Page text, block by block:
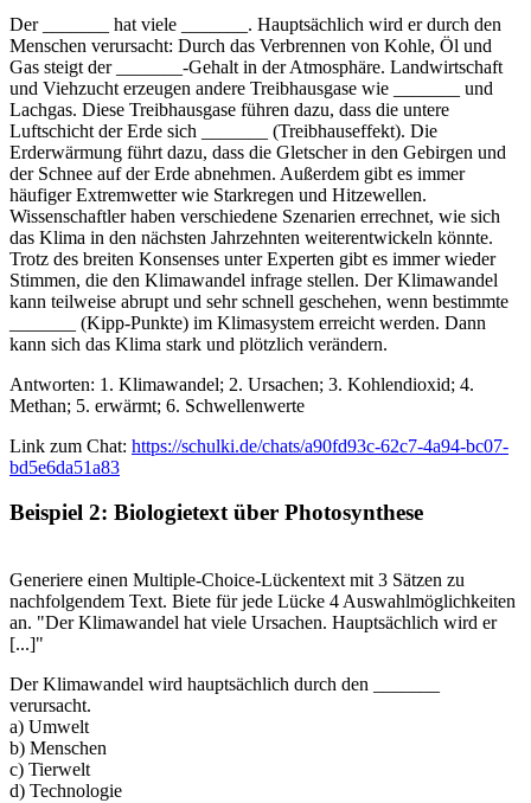
Der _______ hat viele _______. Hauptsächlich wird er durch den
Menschen verursacht: Durch das Verbrennen von Kohle, Öl und
Gas steigt der _______-Gehalt in der Atmosphäre. Landwirtschaft
und Viehzucht erzeugen andere Treibhausgase wie _______ und
Lachgas. Diese Treibhausgase führen dazu, dass die untere
Luftschicht der Erde sich _______ (Treibhauseffekt). Die
Erderwärmung führt dazu, dass die Gletscher in den Gebirgen und
der Schnee auf der Erde abnehmen. Außerdem gibt es immer
häufiger Extremwetter wie Starkregen und Hitzewellen.
Wissenschaftler haben verschiedene Szenarien errechnet, wie sich
das Klima in den nächsten Jahrzehnten weiterentwickeln könnte.
Trotz des breiten Konsenses unter Experten gibt es immer wieder
Stimmen, die den Klimawandel infrage stellen. Der Klimawandel
kann teilweise abrupt und sehr schnell geschehen, wenn bestimmte
_______ (Kipp-Punkte) im Klimasystem erreicht werden. Dann
kann sich das Klima stark und plötzlich verändern.
Antworten: 1. Klimawandel; 2. Ursachen; 3. Kohlendioxid; 4.
Methan; 5. erwärmt; 6. Schwellenwerte
Link zum Chat: https://schulki.de/chats/a90fd93c-62c7-4a94-bc07-
bd5e6da51a83
Beispiel 2: Biologietext über Photosynthese
Generiere einen Multiple-Choice-Lückentext mit 3 Sätzen zu
nachfolgendem Text. Biete für jede Lücke 4 Auswahlmöglichkeiten
an. "Der Klimawandel hat viele Ursachen. Hauptsächlich wird er
[...]"
Der Klimawandel wird hauptsächlich durch den _______
verursacht.
a) Umwelt
b) Menschen
c) Tierwelt
d) Technologie